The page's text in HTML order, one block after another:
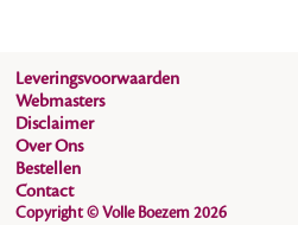
Leveringsvoorwaarden
Webmasters
Disclaimer
Over Ons
Bestellen
Contact
Copyright © Volle Boezem 2026